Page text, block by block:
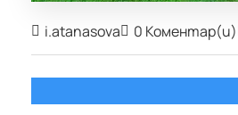
i.atanasova 0 Коментар(и)